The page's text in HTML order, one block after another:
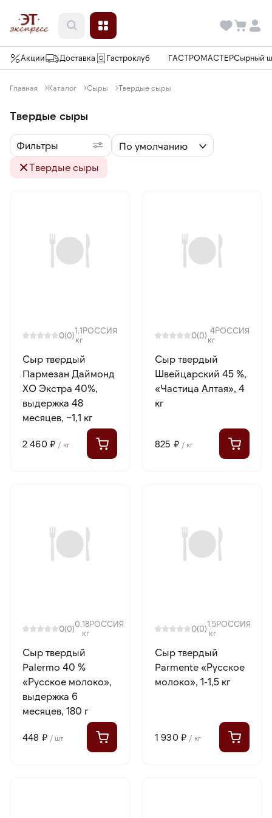
Акции Доставка Гастроклуб ГАСТРОМАСТЕРСырный
Главная Каталог Сыры Твердые сыры
Твердые сыры
Фильтры
По умолчанию
Твердые сыры
0(0)1.1
кг
РОССИЯ
Сыр твердый
Пармезан Даймонд
ХО Экстра 40%,
выдержка 48
месяцев, ~1,1 кг
2 460 ₽ / кг
0(0) 4
кг
РОССИЯ
Сыр твердый
Швейцарский 45 %,
«Частица Алтая», 4
кг
825 ₽ / кг
0(0)0.18
кг
РОССИЯ
Сыр твердый
Palermo 40 %
«Русское молоко»,
выдержка 6
месяцев, 180 г
448 ₽ / шт
0(0)1.5
кг
РОССИЯ
Сыр твердый
Parmente «Русское
молоко», 1-1,5 кг
1 930 ₽ / кг